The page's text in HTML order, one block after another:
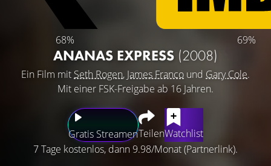
68% 69%
ANANAS EXPRESS (2008)
Ein Film mit Seth Rogen, James Franco und Gary Cole.
Mit einer FSK-Freigabe ab 16 Jahren.
Gratis StreamenTeilenWatchlist
7 Tage kostenlos, dann 9.98/Monat (Partnerlink).